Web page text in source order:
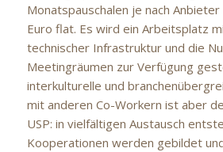
Monatspauschalen je nach
Euro flat. Es wird ein Arbeitsplatz
technischer Infrastruktur und die
Meetingräumen zur Verfügung
interkulturelle und
mit anderen Co-Workern ist aber
USP: in vielfältigen Austausch
Kooperationen werden gebildet